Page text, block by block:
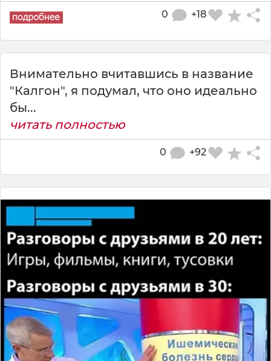
+18
0
Внимательно вчитавшись в название
"Калгон", я подумал, что оно идеально
бы...
читать полностью
+92
0